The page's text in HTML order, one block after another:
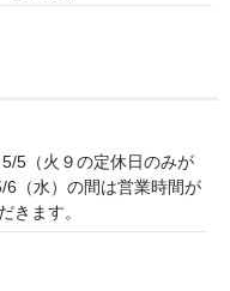
ｰﾆｭ
5（火９の定休日のみが
（水）の間は営業時間が
きます。